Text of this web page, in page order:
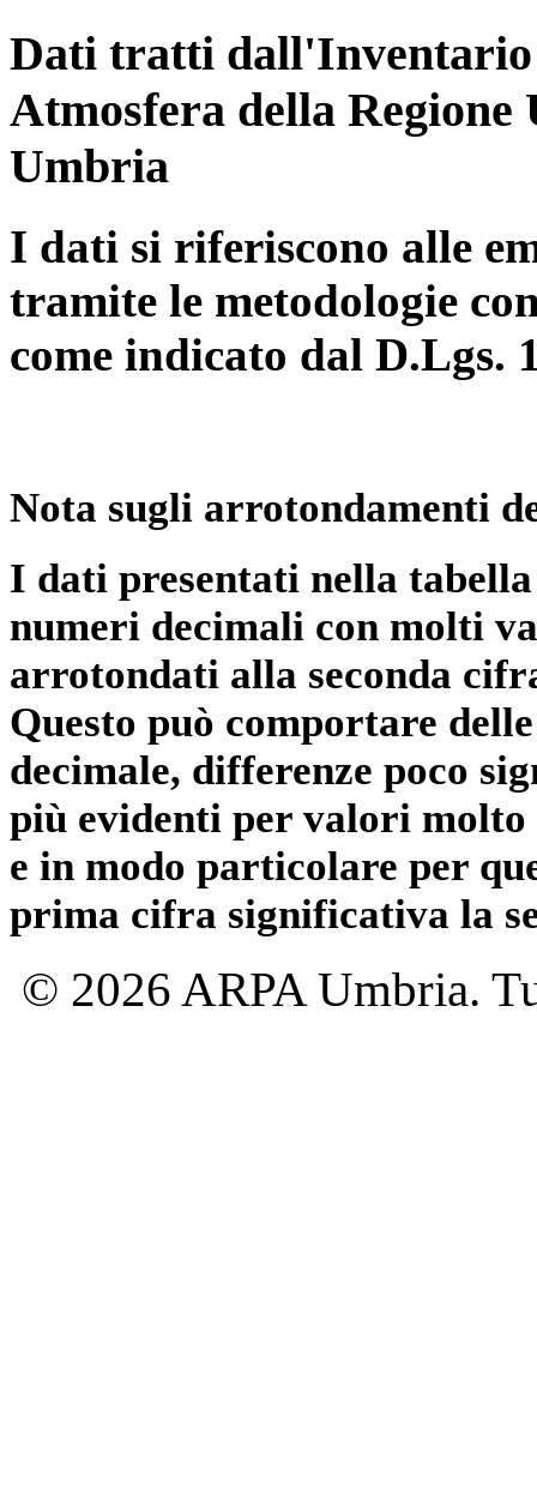
Dati tratti dall'Inventario
Atmosfera della
Umbria
I dati si riferiscono alle
tramite le metodologie
come indicato dal D.Lgs.
Nota sugli arrotondamenti
I dati presentati nella
numeri decimali con molti
arrotondati alla seconda
Questo può comportare
decimale, differenze poco
più evidenti per valori
e in modo particolare per
prima cifra significativa la
© 2026 ARPA Umbria.